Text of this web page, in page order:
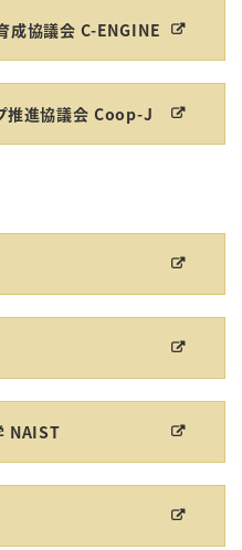
成協議会 C-ENGINE
推進協議会 Coop-J
NAIST